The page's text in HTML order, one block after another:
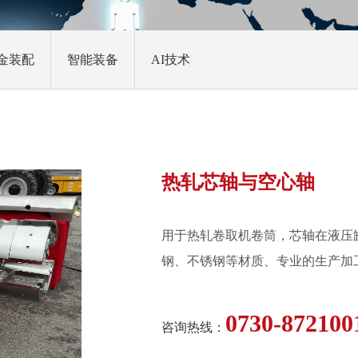
装配 智能装备 AI技术
热轧芯轴与空心轴
用于热轧卷取机卷筒，芯轴在液
钢、不锈钢等材质、专业的生产
咨询热线： 0730-